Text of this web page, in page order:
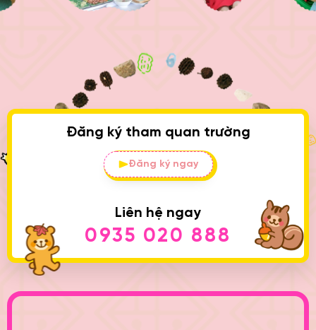
Đăng ký tham quan trường
Đăng ký ngay
Liên hệ ngay
0935 020 888